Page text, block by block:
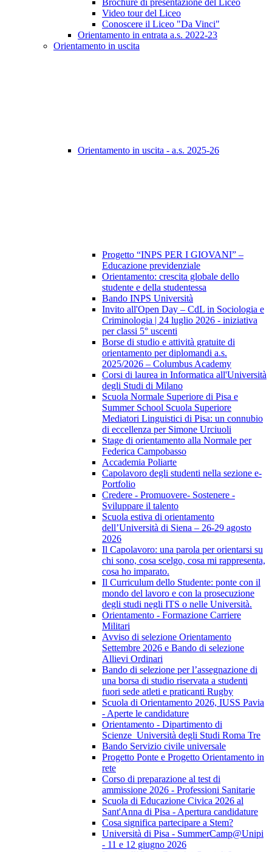
Brochure di presentazione del Liceo
Video tour del Liceo
Conoscere il Liceo "Da Vinci"
Orientamento in entrata a.s. 2022-23
Orientamento in uscita
Orientamento in uscita - a.s. 2025-26
Progetto “INPS PER I GIOVANI” –
Educazione previdenziale
Orientamento: crescita globale dello
studente e della studentessa
Bando INPS Università
Invito all'Open Day – CdL in Sociologia e
Criminologia | 24 luglio 2026 - iniziativa
per classi 5° uscenti
Borse di studio e attività gratuite di
orientamento per diplomandi a.s.
2025/2026 – Columbus Academy
Corsi di laurea in Informatica all'Università
degli Studi di Milano
Scuola Normale Superiore di Pisa e
Summer School Scuola Superiore
Mediatori Linguistici di Pisa: un connubio
di eccellenza per Simone Urciuoli
Stage di orientamento alla Normale per
Federica Campobasso
Accademia Poliarte
Capolavoro degli studenti nella sezione e-
Portfolio
Credere - Promuovere- Sostenere -
Sviluppare il talento
Scuola estiva di orientamento
dell’Università di Siena – 26-29 agosto
2026
Il Capolavoro: una parola per orientarsi su
chi sono, cosa scelgo, cosa mi rappresenta,
cosa ho imparato.
Il Curriculum dello Studente: ponte con il
mondo del lavoro e con la prosecuzione
degli studi negli ITS o nelle Università.
Orientamento - Formazione Carriere
Militari
Avviso di selezione Orientamento
Settembre 2026 e Bando di selezione
Allievi Ordinari
Bando di selezione per l’assegnazione di
una borsa di studio riservata a studenti
fuori sede atleti e praticanti Rugby
Scuola di Orientamento 2026, IUSS Pavia
- Aperte le candidature
Orientamento - Dipartimento di
Scienze_Università degli Studi Roma Tre
Bando Servizio civile universale
Progetto Ponte e Progetto Orientamento in
rete
Corso di preparazione al test di
ammissione 2026 - Professioni Sanitarie
Scuola di Educazione Civica 2026 al
Sant'Anna di Pisa - Apertura candidature
Cosa significa partecipare a Stem?
Università di Pisa - SummerCamp@Unipi
- 11 e 12 giugno 2026